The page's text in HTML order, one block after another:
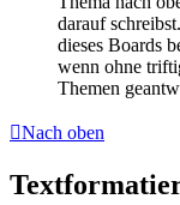
darauf
dieses Boards
wenn ohne
Themen
Nach oben